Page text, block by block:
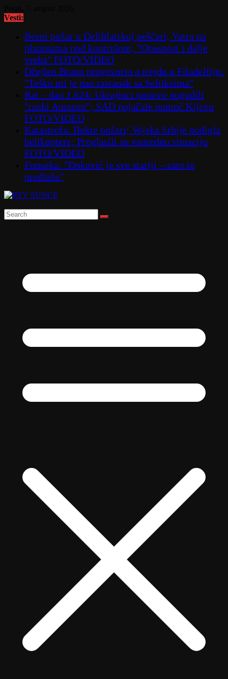
to
Vesti:
Besni požar u Deliblatskoj peščari; Vatra na
planinama pod kontrolom; "Opasnost i dalje
vreba" FOTO/VIDEO
Džejlen Braun progovorio o trejdu u Filadelfiju:
"Teško mi je pao rastanak sa Seltiksima"
Rat – dan 1.624: Ukrajinci ponovo pogodili
"ruski Amazon"; SAD pojačale pomoć Kijevu
FOTO/VIDEO
Katastrofa: Bukte požari; Vojska Srbije podigla
helikoptere; Proglasili su vanrednu situaciju
FOTO/VIDEO
Fonseka: "Đoković je sve stariji – zato to
predlaže"